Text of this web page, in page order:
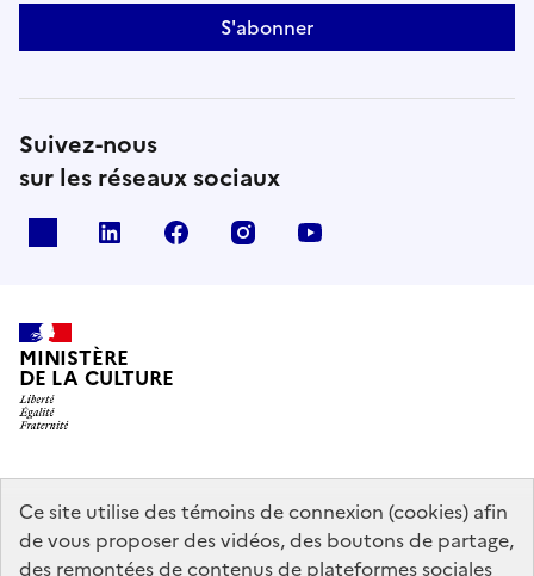
Ce site utilise des témoins de connexion (cookies) afin
de vous proposer des vidéos, des boutons de partage,
des remontées de contenus de plateformes sociales
S'abonner
Suivez-nous
sur les réseaux sociaux
linkedin facebook instagram
MINISTÈRE
DE LA CULTURE
data.gouv.fr legifrance.gouv.fr
info.gouv.fr
service-public.gouv.fr